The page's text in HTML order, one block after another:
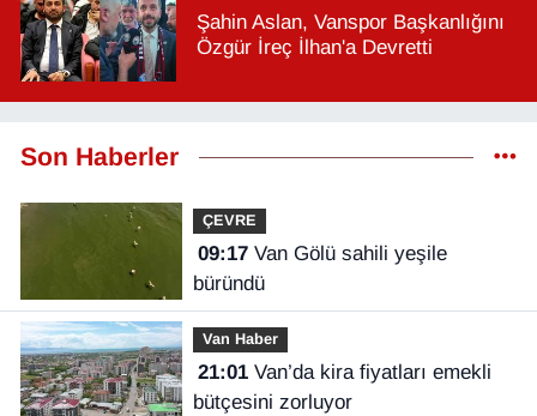
Şahin Aslan, Vanspor Başkanlığını
Özgür İreç İlhan'a Devretti
Son Haberler
ÇEVRE
09:17Van Gölü sahili yeşile
büründü
Van Haber
21:01Van’da kira fiyatları emekli
bütçesini zorluyor